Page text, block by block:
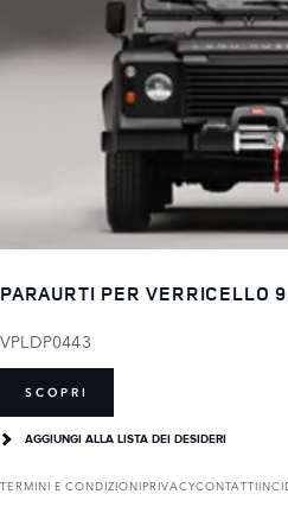
PARAURTI PER VERRICELLO
VPLDP0443
SCOPRI
AGGIUNGI ALLA LISTA DEI DESIDERI
TERMINI E CONDIZIONIPRIVACYCONTATTI